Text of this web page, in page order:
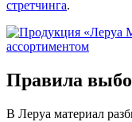
стретчинга.
Правила
В Леруа материал